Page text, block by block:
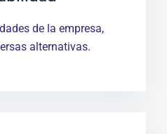
de la empresa,
alternativas.